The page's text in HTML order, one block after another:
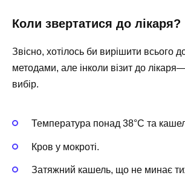
Коли звертатися до лікаря?
Звісно, хотілось би вирішити всього
методами, але інколи візит до
вибір.
Температура понад 38°C та
Кров у мокроті.
Затяжний кашель, що не минає